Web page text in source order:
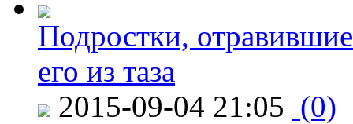
Подростки,
его из таза
2015-09-04 21:05 (0)